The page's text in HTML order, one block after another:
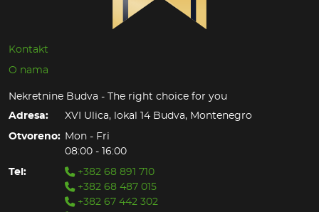
Kontakt
O nama
Nekretnine Budva - The right choice for you
Adresa:
XVI Ulica, lokal 14 Budva, Montenegro
Otvoreno: Mon - Fri
08:00 - 16:00
Tel:
+382 68 891 710
+382 68 487 015
+382 67 442 302